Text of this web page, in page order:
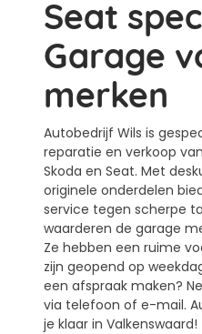
Seat
Garage
merken
Autobedrijf Wils is
reparatie en verkoop
Skoda en Seat. Met
originele onderdelen
service tegen scherpe
waarderen de garage
Ze hebben een ruime
zijn geopend op
een afspraak maken?
via telefoon of e-mail.
je klaar in Valkenswaard!